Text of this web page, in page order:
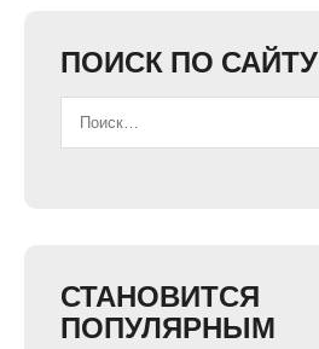
ПОИСК ПО САЙТУ
СТАНОВИТСЯ
ПОПУЛЯРНЫМ